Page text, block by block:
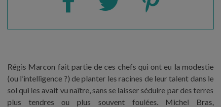
Régis Marcon fait partie de ces chefs qui ont eu la modestie
(ou l’intelligence ?) de planter les racines de leur talent dans le
sol qui les avait vu naître, sans se laisser séduire par des terres
plus tendres ou plus souvent foulées. Michel Bras,